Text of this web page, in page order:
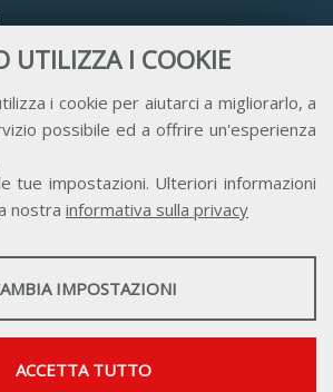
UTILIZZA I COOKIE
i cookie per aiutarci a migliorarlo, a
possibile ed a offrire un'esperienza
tue impostazioni. Ulteriori informazioni
nostra informativa sulla privacy
IMPOSTAZIONI
ACCETTA TUTTO
Privacy Trasparenza Credits